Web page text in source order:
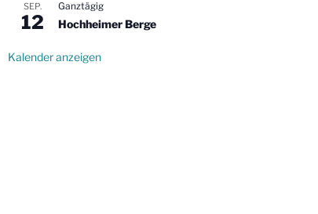
SEP.
12
Ganztägig
Hochheimer Berge
Kalender anzeigen